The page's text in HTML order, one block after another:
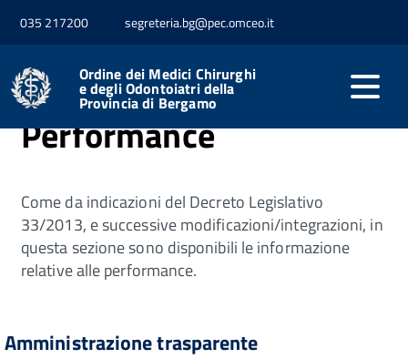
035 217200 segreteria.bg@pec.omceo.it
Ordine dei Medici Chirurghi
e degli Odontoiatri della
Provincia di Bergamo
Home Performance
Performance
Come da indicazioni del Decreto Legislativo
33/2013, e successive modificazioni/integrazioni, in
questa sezione sono disponibili le informazione
relative alle performance.
Amministrazione trasparente